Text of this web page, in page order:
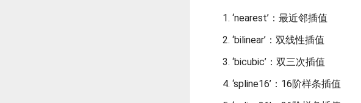
‘nearest’：最近邻插值
‘bilinear’：双线性插值
‘bicubic’：双三次插值
‘spline16’：16阶样条插值